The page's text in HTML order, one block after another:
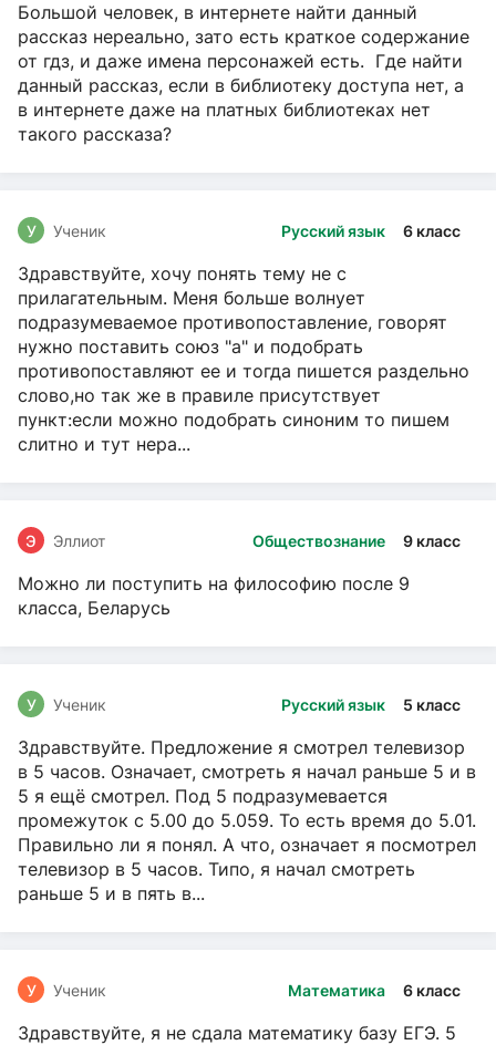
Большой человек, в интернете найти данный
рассказ нереально, зато есть краткое содержание
от гдз, и даже имена персонажей есть. Где найти
данный рассказ, если в библиотеку доступа нет, а
в интернете даже на платных библиотеках нет
такого рассказа?
Русский язык 6 класс
У Ученик
Здравствуйте, хочу понять тему не с
прилагательным. Меня больше волнует
подразумеваемое противопоставление, говорят
нужно поставить союз "а" и подобрать
противопоставляют ее и тогда пишется раздельно
слово,но так же в правиле присутствует
пункт:если можно подобрать синоним то пишем
слитно и тут нера...
Обществознание 9 класс
Э Эллиот
Можно ли поступить на философию после 9
класса, Беларусь
Русский язык 5 класс
У Ученик
Здравствуйте. Предложение я смотрел телевизор
в 5 часов. Означает, смотреть я начал раньше 5 и в
5 я ещё смотрел. Под 5 подразумевается
промежуток с 5.00 до 5.059. То есть время до 5.01.
Правильно ли я понял. А что, означает я посмотрел
телевизор в 5 часов. Типо, я начал смотреть
раньше 5 и в пять в...
Математика 6 класс
У Ученик
Здравствуйте, я не сдала математику базу ЕГЭ. 5